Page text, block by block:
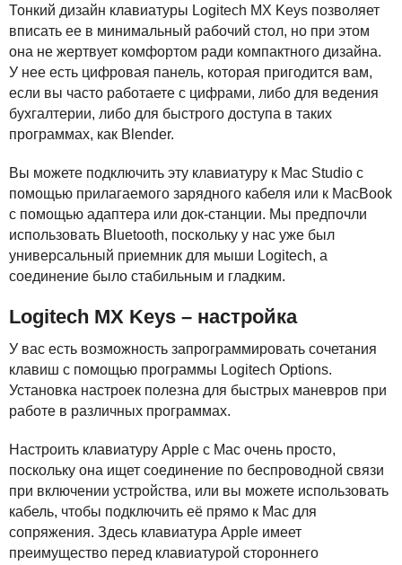
Тонкий дизайн клавиатуры Logitech MX Keys позволяет
вписать ее в минимальный рабочий стол, но при этом
она не жертвует комфортом ради компактного дизайна.
У нее есть цифровая панель, которая пригодится вам,
если вы часто работаете с цифрами, либо для ведения
бухгалтерии, либо для быстрого доступа в таких
программах, как Blender.
Вы можете подключить эту клавиатуру к Mac Studio с
помощью прилагаемого зарядного кабеля или к MacBook
с помощью адаптера или док-станции. Мы предпочли
использовать Bluetooth, поскольку у нас уже был
универсальный приемник для мыши Logitech, а
соединение было стабильным и гладким.
Logitech MX Keys – настройка
У вас есть возможность запрограммировать сочетания
клавиш с помощью программы Logitech Options.
Установка настроек полезна для быстрых маневров при
работе в различных программах.
Настроить клавиатуру Apple с Mac очень просто,
поскольку она ищет соединение по беспроводной связи
при включении устройства, или вы можете использовать
кабель, чтобы подключить её прямо к Mac для
сопряжения. Здесь клавиатура Apple имеет
преимущество перед клавиатурой стороннего